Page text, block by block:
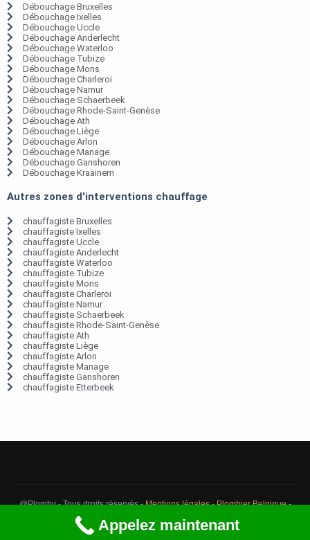
Débouchage Bruxelles
Débouchage Ixelles
Débouchage Uccle
Débouchage Anderlecht
Débouchage Waterloo
Débouchage Tubize
Débouchage Mons
Débouchage Charleroi
Débouchage Namur
Débouchage Schaerbeek
Débouchage Rhode-Saint-Genèse
Débouchage Ath
Débouchage Liège
Débouchage Arlon
Débouchage Manage
Débouchage Ganshoren
Débouchage Kraainem
Autres zones d'interventions chauffage
chauffagiste Bruxelles
chauffagiste Ixelles
chauffagiste Uccle
chauffagiste Anderlecht
chauffagiste Waterloo
chauffagiste Tubize
chauffagiste Mons
chauffagiste Charleroi
chauffagiste Namur
chauffagiste Schaerbeek
chauffagiste Rhode-Saint-Genèse
chauffagiste Ath
chauffagiste Liège
chauffagiste Arlon
chauffagiste Manage
chauffagiste Ganshoren
chauffagiste Etterbeek
@Plomby - Tous droits réservés -Mentions légales-Plombier Belgique-
Débouchage Belgique
Appelez maintenant